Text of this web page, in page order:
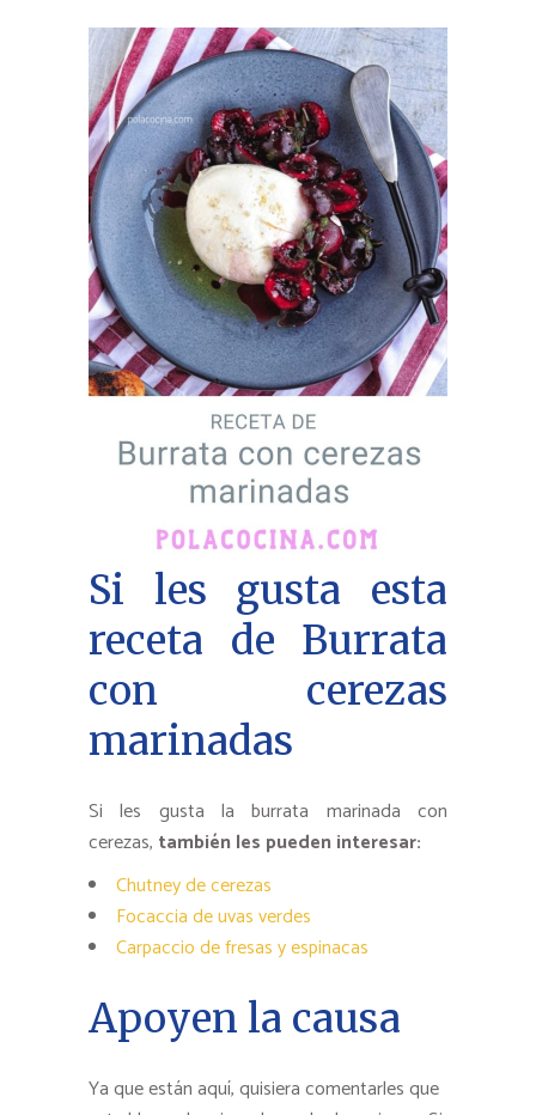
Si les gusta esta
receta de Burrata
con cerezas
marinadas
Si les gusta la burrata marinada con
cerezas, también les pueden interesar:
Chutney de cerezas
Focaccia de uvas verdes
Carpaccio de fresas y espinacas
Apoyen la causa
Ya que están aquí, quisiera comentarles que